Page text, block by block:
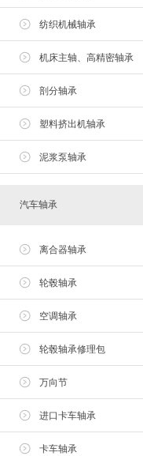
纺织机械轴承
机床主轴、高精密轴承
剖分轴承
塑料挤出机轴承
泥浆泵轴承
汽车轴承
离合器轴承
轮毂轴承
空调轴承
轮毂轴承修理包
万向节
进口卡车轴承
卡车轴承